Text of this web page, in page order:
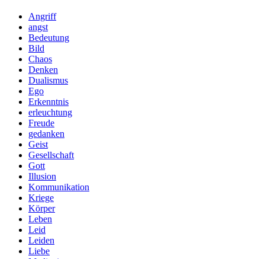
Angriff
angst
Bedeutung
Bild
Chaos
Denken
Dualismus
Ego
Erkenntnis
erleuchtung
Freude
gedanken
Geist
Gesellschaft
Gott
Illusion
Kommunikation
Kriege
Körper
Leben
Leid
Leiden
Liebe